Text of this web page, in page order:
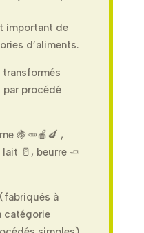
important de
d’aliments.
procédé
🍇🥕🍎🍆 ,
lait 🥛 , beurre 🧈
à
catégorie